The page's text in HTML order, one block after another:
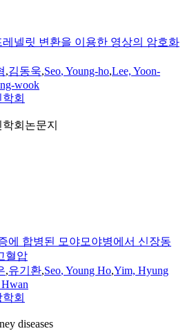
넬릿 변환을 이용한 영상의 암호화
,김동욱,Seo, Young-ho,Lee, Yoon-
wook
회
회논문지
에 합병된 모야모야병에서 신장동
혈압
,유기환,Seo, Young Ho,Yim, Hyung
회
diseases